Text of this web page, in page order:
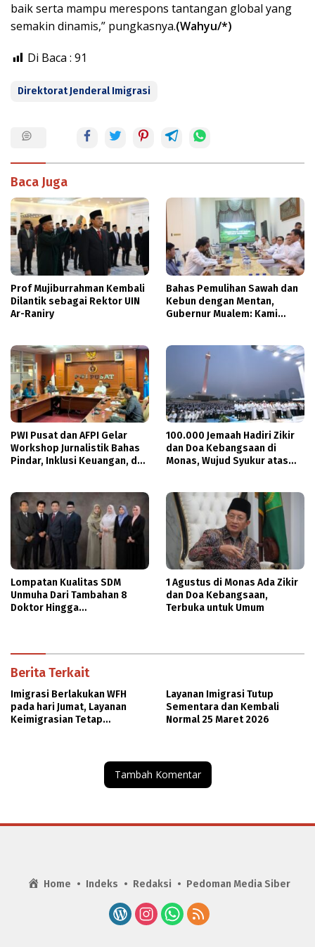
baik serta mampu merespons tantangan global yang
semakin dinamis,” pungkasnya.(Wahyu/*)
Di Baca : 91
Direktorat Jenderal Imigrasi
Baca Juga
Prof Mujiburrahman Kembali
Dilantik sebagai Rektor UIN
Ar-Raniry
Bahas Pemulihan Sawah dan
Kebun dengan Mentan,
Gubernur Mualem: Kami
PWI Pusat dan AFPI Gelar
Workshop Jurnalistik Bahas
Pindar, Inklusi Keuangan, dan
100.000 Jemaah Hadiri Zikir
dan Doa Kebangsaan di
Monas, Wujud Syukur atas
Lompatan Kualitas SDM
Unmuha Dari Tambahan 8
Doktor Hingga
1 Agustus di Monas Ada Zikir
dan Doa Kebangsaan,
Terbuka untuk Umum
Berita Terkait
Imigrasi Berlakukan WFH
pada hari Jumat, Layanan
Keimigrasian Tetap
Layanan Imigrasi Tutup
Sementara dan Kembali
Normal 25 Maret 2026
Tambah Komentar
Home Indeks Redaksi Pedoman Media Siber